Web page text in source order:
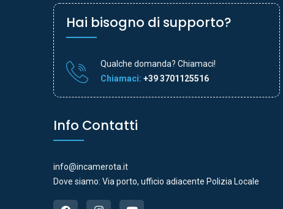
Hai bisogno di supporto?
Qualche domanda? Chiamaci!
Chiamaci: +39 3701125516
Info Contatti
info@incamerota.it
Dove siamo: Via porto, ufficio adiacente Polizia Locale